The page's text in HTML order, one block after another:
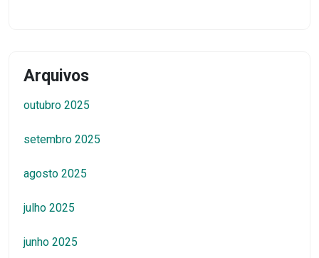
Arquivos
outubro 2025
setembro 2025
agosto 2025
julho 2025
junho 2025